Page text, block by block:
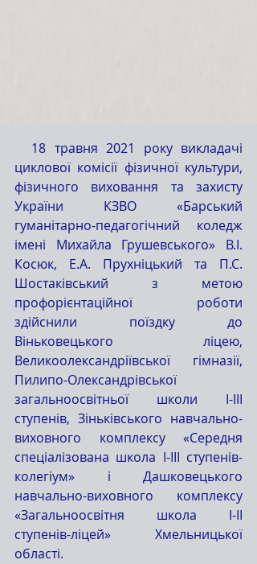
циклової комісії фізичної культури,
фізичного виховання та захисту
України КЗВО «Барський
гуманітарно-педагогічний коледж
імені Михайла Грушевського» В.І.
Косюк, Е.А. Прухніцький та П.С.
Шостаківський з метою
профорієнтаційної роботи
здійснили поїздку до
Віньковецького ліцею,
Великоолександріївської гімназії,
Пилипо-Олександрівської
загальноосвітньої школи I-III
ступенів, Зіньківського навчально-
виховного комплексу «Середня
спеціалізована школа I-III ступенів-
колегіум» і Дашковецького
навчально-виховного комплексу
«Загальноосвітня школа I-II
ступенів-ліцей» Хмельницької
області.